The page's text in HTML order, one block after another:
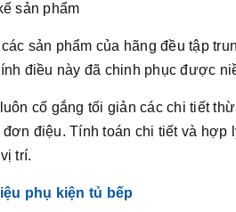
sản phẩm
sản phẩm của hãng đều tập
điều này đã chinh phục được
luôn cố gắng tối giản các chi tiết
đơn điệu. Tính toán chi tiết và hợp
trí.
phụ kiện tủ bếp